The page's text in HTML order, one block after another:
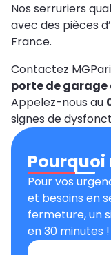
Nos serruriers
avec des pièces
France.
Contactez
porte de garage
Appelez-nous au
signes de
Pourquoi
Pour vos
et besoins en
fermeture, un
en 30 minutes !